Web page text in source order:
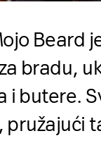
Beard
bradu,
i butere.